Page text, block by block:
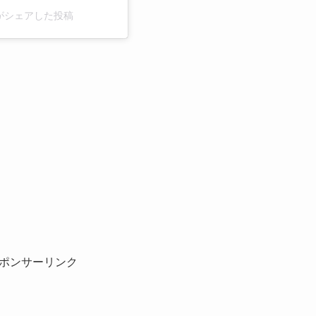
ェアした投稿
ンサーリンク